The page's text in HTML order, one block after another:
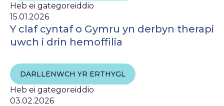
Heb ei gategoreiddio
15.01.2026
Y claf cyntaf o Gymru yn derbyn therapi
uwch i drin hemoffilia
DARLLENWCH YR ERTHYGL
Heb ei gategoreiddio
03.02.2026